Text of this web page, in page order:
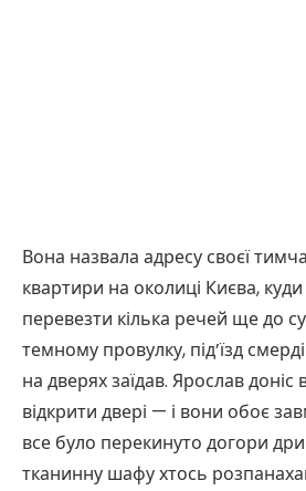
Вона назвала адресу своєї
квартири на околиці Києва,
перевезти кілька речей ще до
темному провулку, під’їзд
на дверях заїдав. Ярослав доніс
відкрити двері — і вони обоє
все було перекинуто догори
тканинну шафу хтось